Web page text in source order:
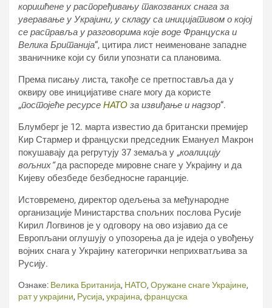
коришћене у распоређивању такозваних снага за
уверавање у Украјини, у складу са иницијативом о којој
се расправља у разговорима које воде Француска и
Велика Британија“, цитира лист неименоване западне
званичнике који су били упознати са плановима.
Према писању листа, такође се претпоставља да у
оквиру ове иницијативе снаге могу да користе
„постојеће ресурсе НАТО за извиђање и надзор“.
Блумберг је 12. марта известио да британски премијер
Кир Стармер и француски председник Емануел Макрон
покушавају да регрутују 37 земаља у „коалицију
вољних“да распореде мировне снаге у Украјину и да
Кијеву обезбеде безбедносне гаранције.
Истовремено, директор одељења за међународне
организације Министарства спољних послова Русије
Кирил Логвинов је у одговору на ово изјавио да се
Европљани оглушују о упозорења да је идеја о увођењу
војних снага у Украјину категорички неприхватљива за
Русију.
Ознаке: Велика Британија, НАТО, Оружане снаге Украјине,
рат у украјини, Русија, украјина, француска